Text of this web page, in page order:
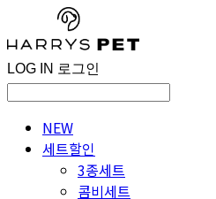
LOG IN 로그인
NEW
세트할인
3종세트
콤비세트